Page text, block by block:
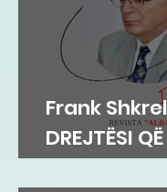
Frank
DREJTËSI
INTEGRITET